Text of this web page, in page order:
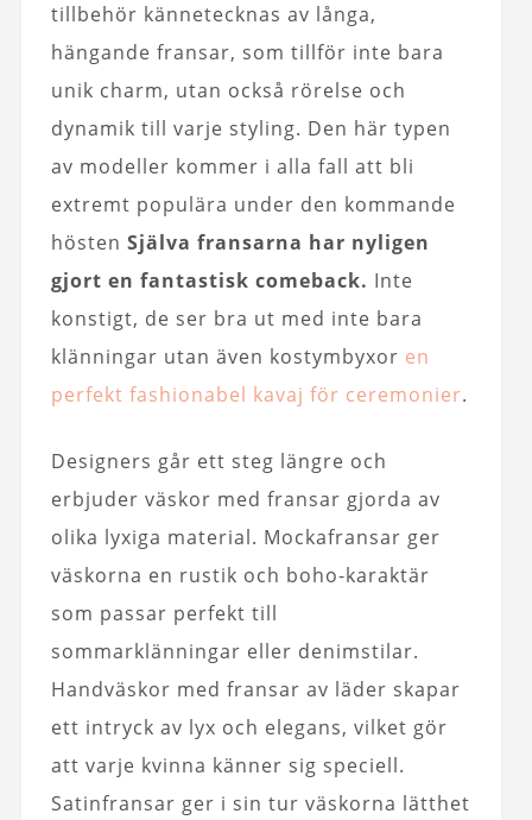
tillbehör kännetecknas av långa,
hängande fransar, som tillför inte bara
unik charm, utan också rörelse och
dynamik till varje styling. Den här typen
av modeller kommer i alla fall att bli
extremt populära under den kommande
hösten Själva fransarna har nyligen
gjort en fantastisk comeback. Inte
konstigt, de ser bra ut med inte bara
klänningar utan även kostymbyxor en
perfekt fashionabel kavaj för ceremonier.
Designers går ett steg längre och
erbjuder väskor med fransar gjorda av
olika lyxiga material. Mockafransar ger
väskorna en rustik och boho-karaktär
som passar perfekt till
sommarklänningar eller denimstilar.
Handväskor med fransar av läder skapar
ett intryck av lyx och elegans, vilket gör
att varje kvinna känner sig speciell.
Satinfransar ger i sin tur väskorna lätthet